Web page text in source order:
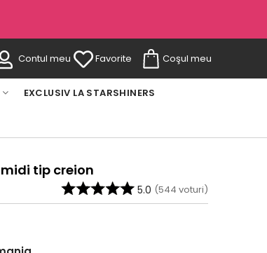
Contul meu Favorite Coşul meu
EXCLUSIV LA STARSHINERS
tip creion
5.0 (544 voturi)